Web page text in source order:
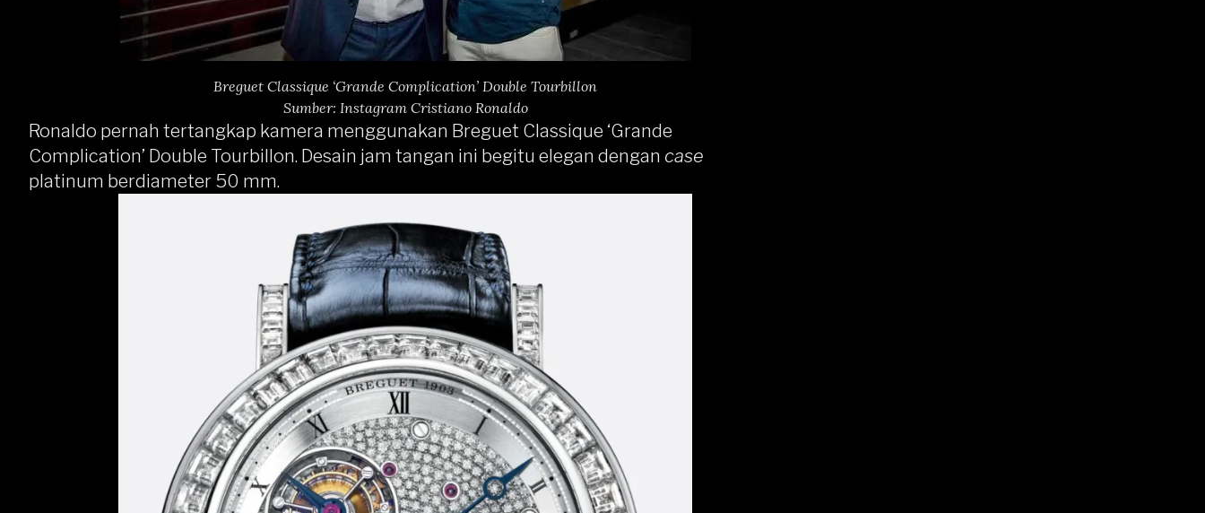
Breguet Classique ‘Grande Complication’ Double Tourbillon
Sumber: Instagram Cristiano Ronaldo
Ronaldo pernah tertangkap kamera menggunakan Breguet Classique ‘Grande
Complication’ Double Tourbillon. Desain jam tangan ini begitu elegan dengan case
platinum berdiameter 50 mm.